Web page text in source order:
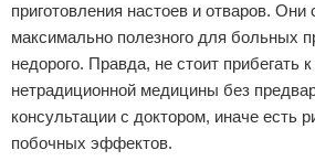
приготовления настоев и отваров.
максимально полезного для больных
недорого. Правда, не стоит прибегать
нетрадиционной медицины без
консультации с доктором, иначе есть
побочных эффектов.